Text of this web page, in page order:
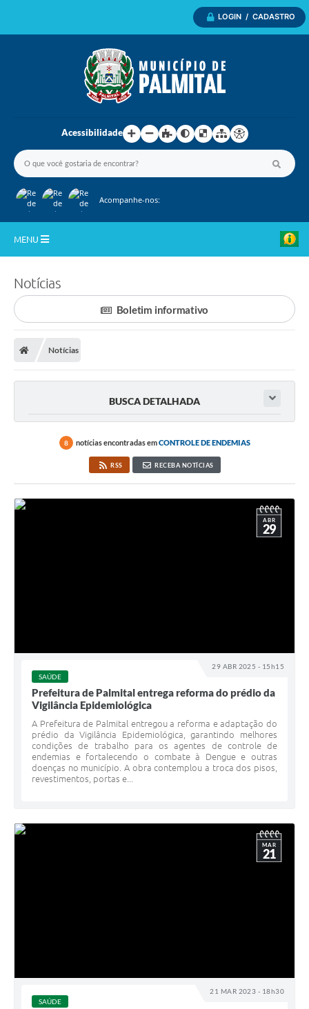
LOGIN / CADASTRO
Acessibilidade
Acompanhe-nos:
MENU
A Nossa Cidade
A Prefeitura
Departamentos
Câmara Municipal
Notícias
Boletim informativo
Notícias
BUSCA DETALHADA
8 notícias encontradas emCONTROLE DE ENDEMIAS
RSS RECEBA NOTÍCIAS
29 ABR 2025 - 15h15
ABR
29
SAÚDE
Prefeitura de Palmital entrega reforma do prédio da
Vigilância Epidemiológica
A Prefeitura de Palmital entregou a reforma e adaptação do
prédio da Vigilância Epidemiológica, garantindo melhores
condições de trabalho para os agentes de controle de
endemias e fortalecendo o combate à Dengue e outras
doenças no município. A obra contemplou a troca dos pisos,
revestimentos, portas e...
21 MAR 2023 - 18h30
MAR
21
SAÚDE